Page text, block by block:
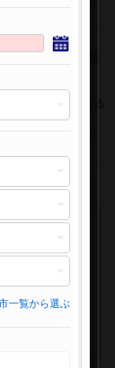
をお間違えになる
日22:30が目安で
一覧から選ぶ